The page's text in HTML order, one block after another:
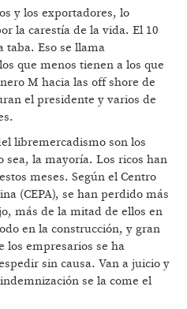
y los exportadores, lo
la carestía de la vida. El 10
taba. Eso se llama
que menos tienen a los que
M hacia las off shore de
el presidente y varios de
libremercadismo son los
sea, la mayoría. Los ricos han
meses. Según el Centro
(CEPA), se han perdido más
más de la mitad de ellos en
en la construcción, y gran
los empresarios se ha
sin causa. Van a juicio y
se la come el